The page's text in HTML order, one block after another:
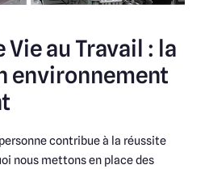
Vie au Travail : la
environnement
contribue à la réussite
nous mettons en place des